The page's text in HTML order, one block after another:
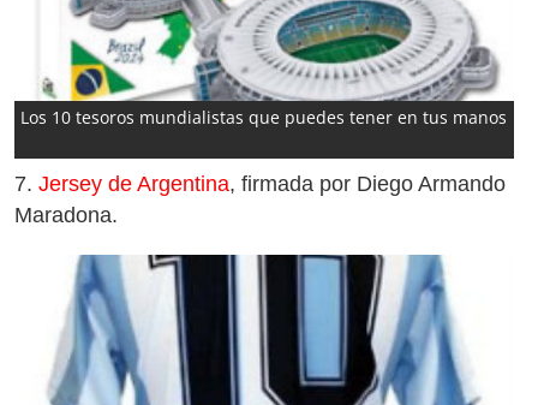
Los 10 tesoros mundialistas que puedes tener en tus manos
7. Jersey de Argentina, firmada por Diego Armando
Maradona.